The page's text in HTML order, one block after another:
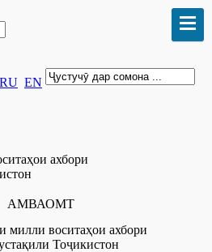
RU EN
ахбори
АМВАОМТ
милли воситаҳои ахбори
Тоҷикистон